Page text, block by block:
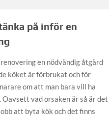
på inför en
en nödvändig åtgärd
köket är förbrukat och för
om att man bara vill ha
Oavsett vad orsaken är så är det
att byta kök och det finns